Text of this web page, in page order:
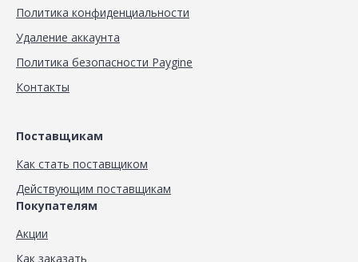
Политика конфиденциальности
Удаление аккаунта
Политика безопасности Paygine
Контакты
Поставщикам
Как стать поставщиком
Действующим поставщикам
Покупателям
Акции
Как заказать